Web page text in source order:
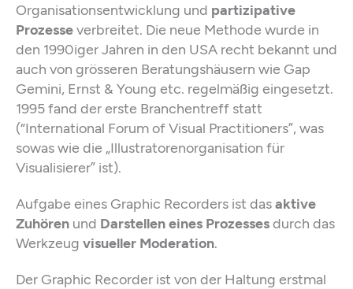
Organisationsentwicklung und partizipative
Prozesseverbreitet. Die neue Methode wurde in
den 1990iger Jahren in den USA recht bekannt und
auch von grösseren Beratungshäusern wie Gap
Gemini, Ernst & Young etc. regelmäßig eingesetzt.
1995 fand der erste Branchentreff statt
(“International Forum of Visual Practitioners”, was
sowas wie die „Illustratorenorganisation für
Visualisierer” ist).
Aufgabe eines Graphic Recorders ist dasaktive
Zuhören und Darstellen eines Prozessesdurch das
Werkzeug visueller Moderation.
Der Graphic Recorder ist von der Haltung erstmal